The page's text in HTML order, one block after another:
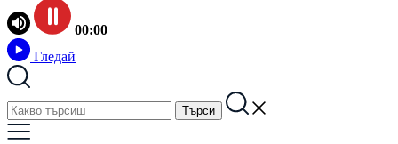
00:00
Гледай